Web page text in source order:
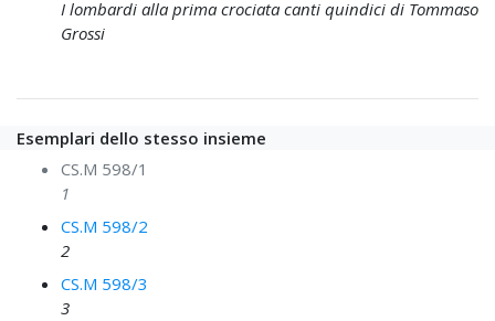
I lombardi alla prima crociata canti quindici di Tommaso
Grossi
Esemplari dello stesso insieme
CS.M 598/1
1
CS.M 598/2
2
CS.M 598/3
3